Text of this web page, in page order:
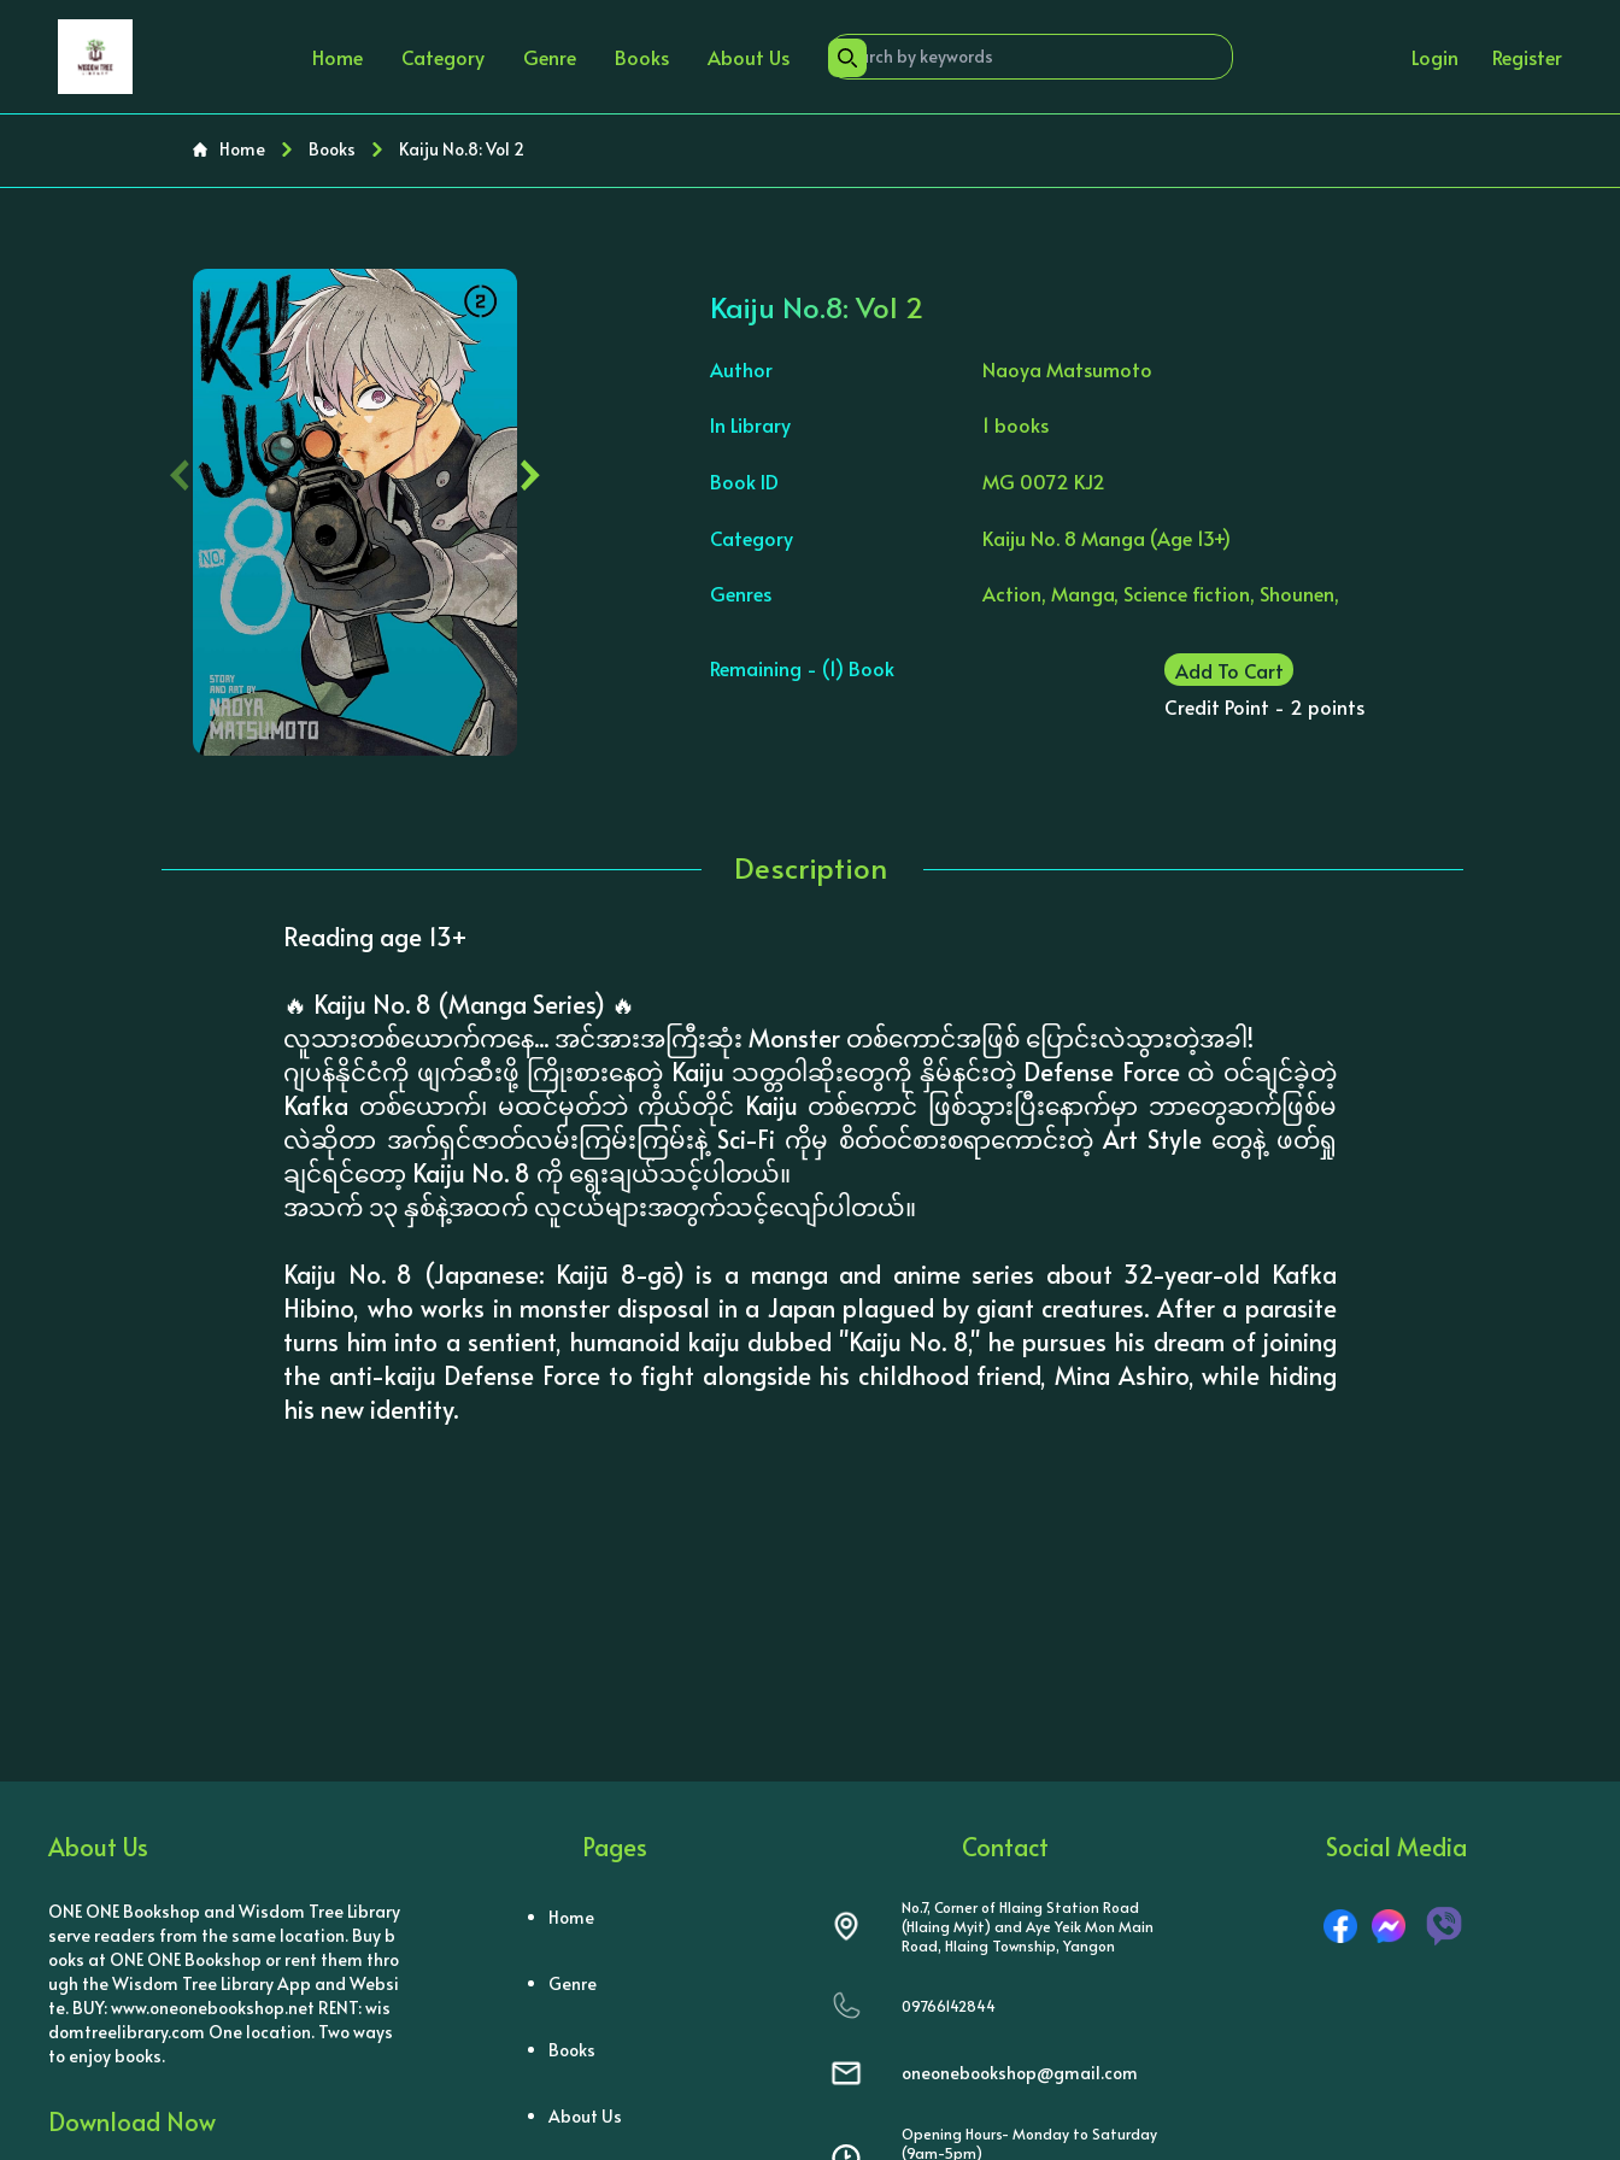
Home Category Genre Books About Us Login Register
Home Books Kaiju No.8: Vol 2
‹ ›
Kaiju No.8: Vol 2
Author Naoya Matsumoto
In Library 1 books
Book ID MG 0072 KJ2
Category Kaiju No. 8 Manga (Age 13+)
Genres Action, Manga, Science fiction, Shounen,
Remaining - (1) Book
Add To Cart
Credit Point - 2 points
Description
Reading age 13+
🔥 Kaiju No. 8 (Manga Series) 🔥
လူသားတစ်ယောက်ကနေ... အင်အားအကြီးဆုံး Monster တစ်ကောင်အဖြစ် ပြောင်းလဲသွားတဲ့အခါ!
ဂျပန်နိုင်ငံကို ဖျက်ဆီးဖို့ ကြိုးစားနေတဲ့ Kaiju သတ္တဝါဆိုးတွေကို နှိမ်နင်းတဲ့ Defense Force ထဲ ဝင်ချင်ခဲ့တဲ့
Kafka တစ်ယောက်၊ မထင်မှတ်ဘဲ ကိုယ်တိုင် Kaiju တစ်ကောင် ဖြစ်သွားပြီးနောက်မှာ ဘာတွေဆက်ဖြစ်မ
လဲဆိုတာ အက်ရှင်ဇာတ်လမ်းကြမ်းကြမ်းနဲ့ Sci-Fi ကိုမှ စိတ်ဝင်စားစရာကောင်းတဲ့ Art Style တွေနဲ့ ဖတ်ရှု
ချင်ရင်တော့ Kaiju No. 8 ကို ရွေးချယ်သင့်ပါတယ်။
အသက် ၁၃ နှစ်နဲ့အထက် လူငယ်များအတွက်သင့်လျော်ပါတယ်။
Kaiju No. 8 (Japanese: Kaijū 8-gō) is a manga and anime series about 32-year-old Kafka
Hibino, who works in monster disposal in a Japan plagued by giant creatures. After a parasite
turns him into a sentient, humanoid kaiju dubbed "Kaiju No. 8," he pursues his dream of joining
the anti-kaiju Defense Force to fight alongside his childhood friend, Mina Ashiro, while hiding
his new identity.
About Us
ONE ONE Bookshop and Wisdom Tree Library
serve readers from the same location. Buy b
ooks at ONE ONE Bookshop or rent them thro
ugh the Wisdom Tree Library App and Websi
te. BUY: www.oneonebookshop.net RENT: wis
domtreelibrary.com One location. Two ways
to enjoy books.
Download Now
Pages
Home
Genre
Books
About Us
Contact
No.7, Corner of Hlaing Station Road
(Hlaing Myit) and Aye Yeik Mon Main
Road, Hlaing Township, Yangon
09766142844
oneonebookshop@gmail.com
Opening Hours- Monday to Saturday
(9am-5pm)
Social Media